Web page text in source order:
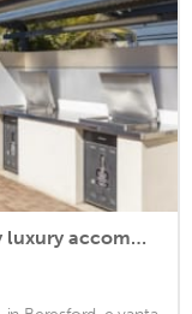
Serviced & Furnished Extended stay luxury accommodation